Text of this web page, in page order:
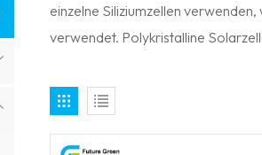
einzelne Siliziumzellen
verwendet. Polykristalline